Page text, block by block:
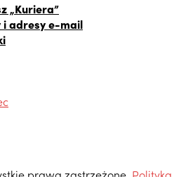
„Kuriera”
i adresy e-mail